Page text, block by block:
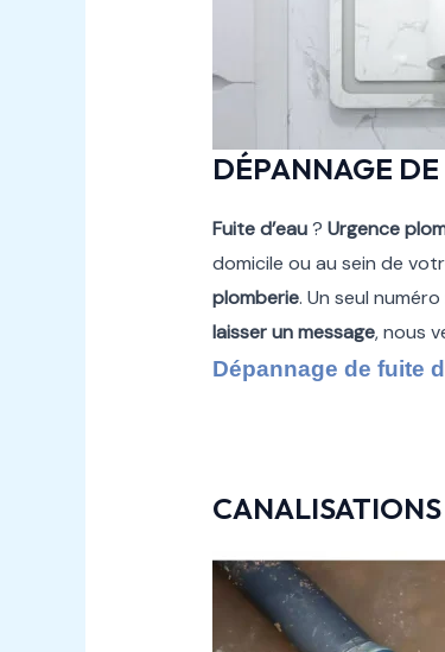
DÉPANNAGE
Fuite d’eau? Urgence
domicile ou au sein de
plomberie. Un seul numéro
laisser un message, nous
Dépannage de fuite
CANALISATIONS